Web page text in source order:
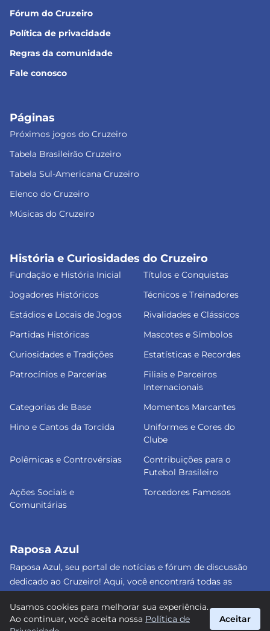
Fórum do Cruzeiro
Política de privacidade
Regras da comunidade
Fale conosco
Páginas
Próximos jogos do Cruzeiro
Tabela Brasileirão Cruzeiro
Tabela Sul-Americana Cruzeiro
Elenco do Cruzeiro
Músicas do Cruzeiro
História e Curiosidades do Cruzeiro
Fundação e História Inicial
Títulos e Conquistas
Jogadores Históricos
Técnicos e Treinadores
Estádios e Locais de Jogos
Rivalidades e Clássicos
Partidas Históricas
Mascotes e Símbolos
Curiosidades e Tradições
Estatísticas e Recordes
Patrocínios e Parcerias
Filiais e Parceiros
Internacionais
Categorias de Base
Momentos Marcantes
Hino e Cantos da Torcida
Uniformes e Cores do
Clube
Polêmicas e Controvérsias
Contribuições para o
Futebol Brasileiro
Ações Sociais e
Comunitárias
Torcedores Famosos
Raposa Azul
Raposa Azul, seu portal de notícias e fórum de discussão
dedicado ao Cruzeiro! Aqui, você encontrará todas as
sobre o nosso amado clube. Junte-se a nós e faça parte
dessa apaixonante jornada celeste! #Cruzeiro #RaposaAzul
Usamos cookies para melhorar sua experiência.
Ao continuar, você aceita nossa Política de
Aceitar